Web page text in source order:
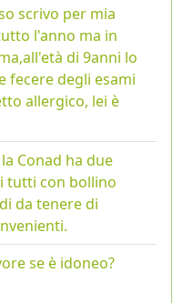
scrivo per mia
l'anno ma in
di 9anni lo
fecere degli esami
allergico, lei è
Conad ha due
tutti con bollino
da tenere di
se è idoneo?